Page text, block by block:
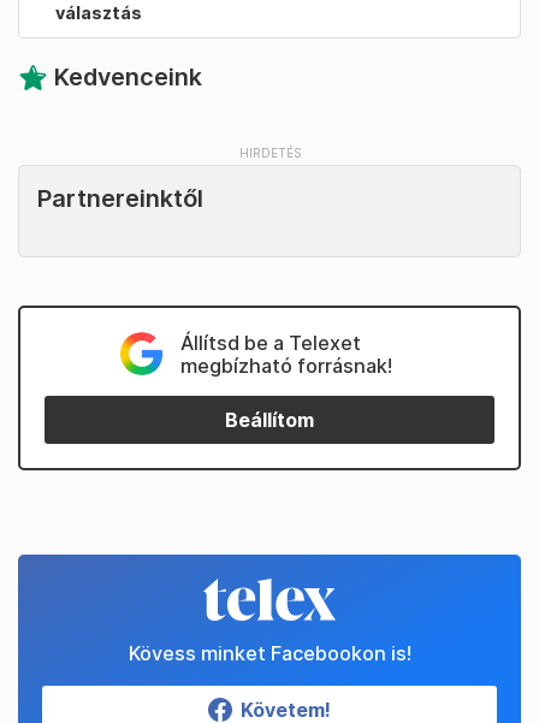
választás
Kedvenceink
Partnereinktől
Állítsd be a Telexet
megbízható forrásnak!
Beállítom
Kövess minket Facebookon is!
Követem!